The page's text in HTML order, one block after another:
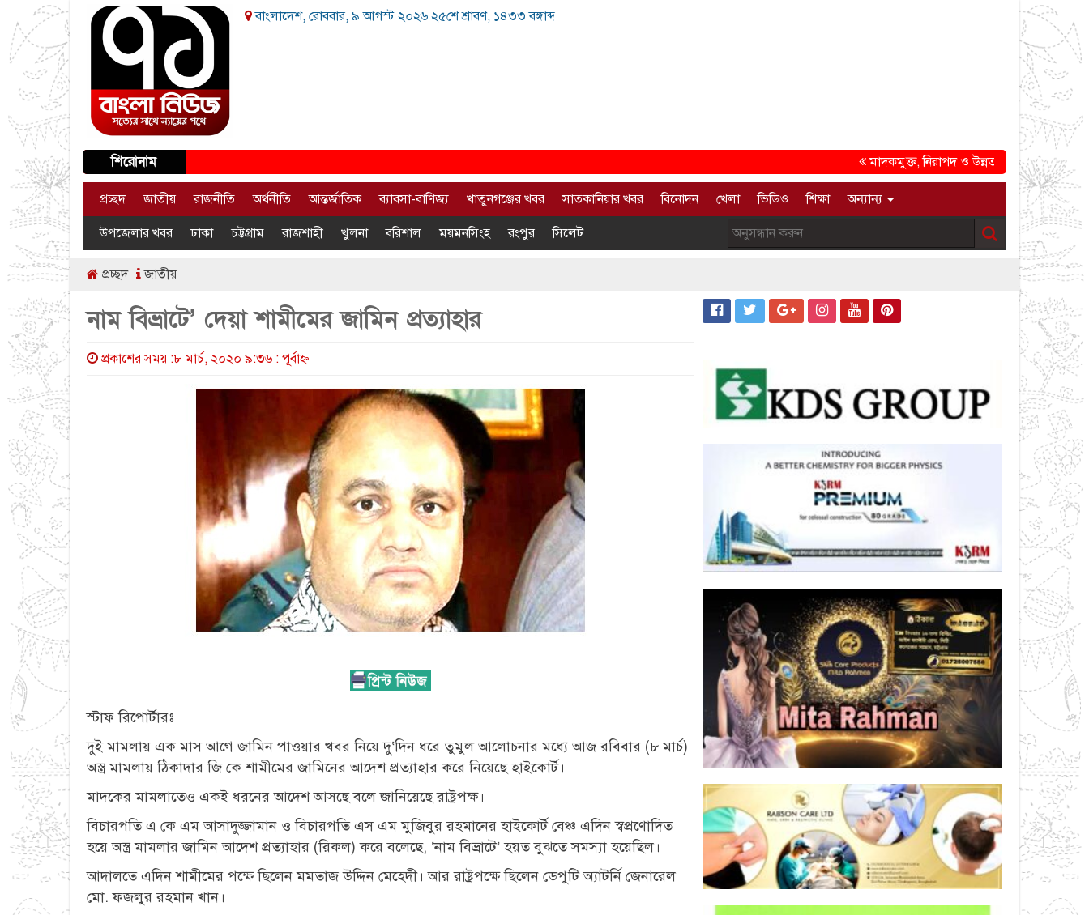
বাংলাদেশ, রোববার, ৯ আগস্ট ২০২৬ ২৫শে শ্রাবণ, ১৪৩৩ বঙ্গাব্দ
শিরোনাম মাদকমুক্ত, নিরাপদ ও উন্নত সমাজ গড়ার প্রত্যয়ে
প্রচ্ছদ জাতীয় রাজনীতি অর্থনীতি আন্তর্জাতিক ব্যাবসা-বাণিজ্য খাতুনগঞ্জের খবর সাতকানিয়ার খবর বিনোদন খেলা ভিডিও শিক্ষা অন্যান্য
উপজেলার খবর ঢাকা চট্টগ্রাম রাজশাহী খুলনা বরিশাল ময়মনসিংহ রংপুর সিলেট
প্রচ্ছদ জাতীয়
নাম বিভ্রাটে’ দেয়া শামীমের জামিন প্রত্যাহার
প্রকাশের সময় :৮ মার্চ, ২০২০ ৯:৩৬ : পূর্বাহ্ণ
স্টাফ রিপোর্টারঃ
দুই মামলায় এক মাস আগে জামিন পাওয়ার খবর নিয়ে দু‘দিন ধরে তুমুল আলোচনার মধ্যে আজ রবিবার (৮ মার্চ)
অস্ত্র মামলায় ঠিকাদার জি কে শামীমের জামিনের আদেশ প্রত্যাহার করে নিয়েছে হাইকোর্ট।
মাদকের মামলাতেও একই ধরনের আদেশ আসছে বলে জানিয়েছে রাষ্ট্রপক্ষ।
বিচারপতি এ কে এম আসাদুজ্জামান ও বিচারপতি এস এম মুজিবুর রহমানের হাইকোর্ট বেঞ্চ এদিন স্বপ্রণোদিত
হয়ে অস্ত্র মামলার জামিন আদেশ প্রত্যাহার (রিকল) করে বলেছে, ‘নাম বিভ্রাটে’ হয়ত বুঝতে সমস্যা হয়েছিল।
আদালতে এদিন শামীমের পক্ষে ছিলেন মমতাজ উদ্দিন মেহেদী। আর রাষ্ট্রপক্ষে ছিলেন ডেপুটি অ্যাটর্নি জেনারেল
মো. ফজলুর রহমান খান।